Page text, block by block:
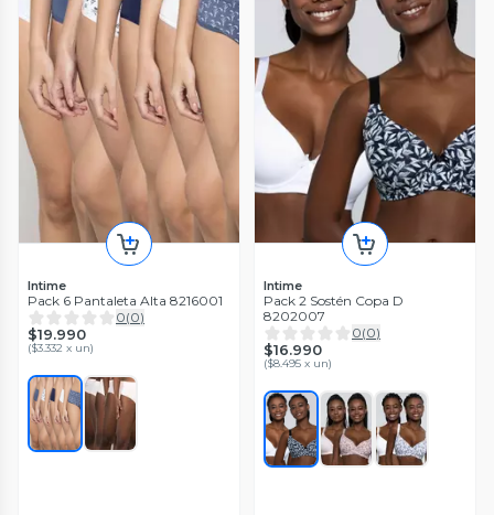
Intime
Pack 6 Pantaleta Alta 8216001
0(0)
$19.990
($3.332 x un)
Intime
Pack 2 Sostén Copa D
8202007
0(0)
$16.990
($8.495 x un)